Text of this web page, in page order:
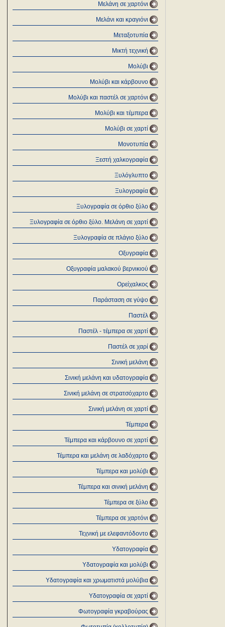
Μελάνη σε χαρτόνι
Μελάνι και κραγιόνι
Μεταξοτυπία
Μικτή τεχνική
Μολύβι
Μολύβι και κάρβουνο
Μολύβι και παστέλ σε χαρτόνι
Μολύβι και τέμπερα
Μολύβι σε χαρτί
Μονοτυπία
Ξεστή χαλκογραφία
Ξυλόγλυπτο
Ξυλογραφία
Ξυλογραφία σε όρθιο ξύλο
Ξυλογραφία σε όρθιο ξύλο. Μελάνη σε χαρτί
Ξυλογραφία σε πλάγιο ξύλο
Οξυγραφία
Οξυγραφία μαλακού βερνικιού
Ορείχαλκος
Παράσταση σε γύψο
Παστέλ
Παστέλ - τέμπερα σε χαρτί
Παστέλ σε χαρί
Σινική μελάνη
Σινική μελάνη και υδατογραφία
Σινική μελάνη σε στρατσόχαρτο
Σινική μελάνη σε χαρτί
Τέμπερα
Τέμπερα και κάρβουνο σε χαρτί
Τέμπερα και μελάνη σε λαδόχαρτο
Τέμπερα και μολύβι
Τέμπερα και σινική μελάνη
Τέμπερα σε ξύλο
Τέμπερα σε χαρτόνι
Τεχνική με ελεφαντόδοντο
Υδατογραφία
Υδατογραφία και μολύβι
Υδατογραφία και χρωματιστά μολύβια
Υδατογραφία σε χαρτί
Φωτογραφία γκραβούρας